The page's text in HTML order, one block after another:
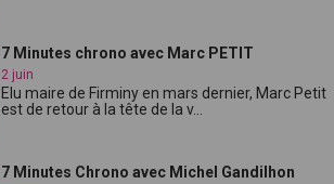
7 Minutes chrono avec Marc PETIT
2 juin
Elu maire de Firminy en mars dernier, Marc Petit
est de retour à la tête de la v...
7 Minutes Chrono avec Michel Gandilhon